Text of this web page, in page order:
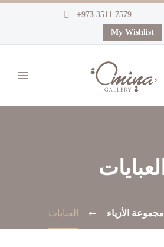
+973 3511 7579
My Wishlist
العبايات
مجموعة الأزياء العبايات